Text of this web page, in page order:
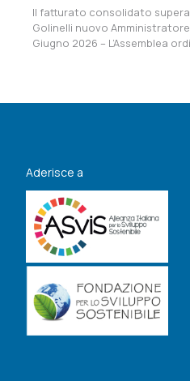
Il fatturato consolidato supera
Golinelli nuovo
Giugno 2026 – L’Assemblea
Aderisce a